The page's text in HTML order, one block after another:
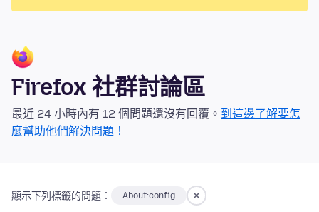
Firefox 社群討論區
最近 24 小時內有 12 個問題還沒有回覆。 到這邊了解要怎
麼幫助他們解決問題！
顯示下列標籤的問題： About:config